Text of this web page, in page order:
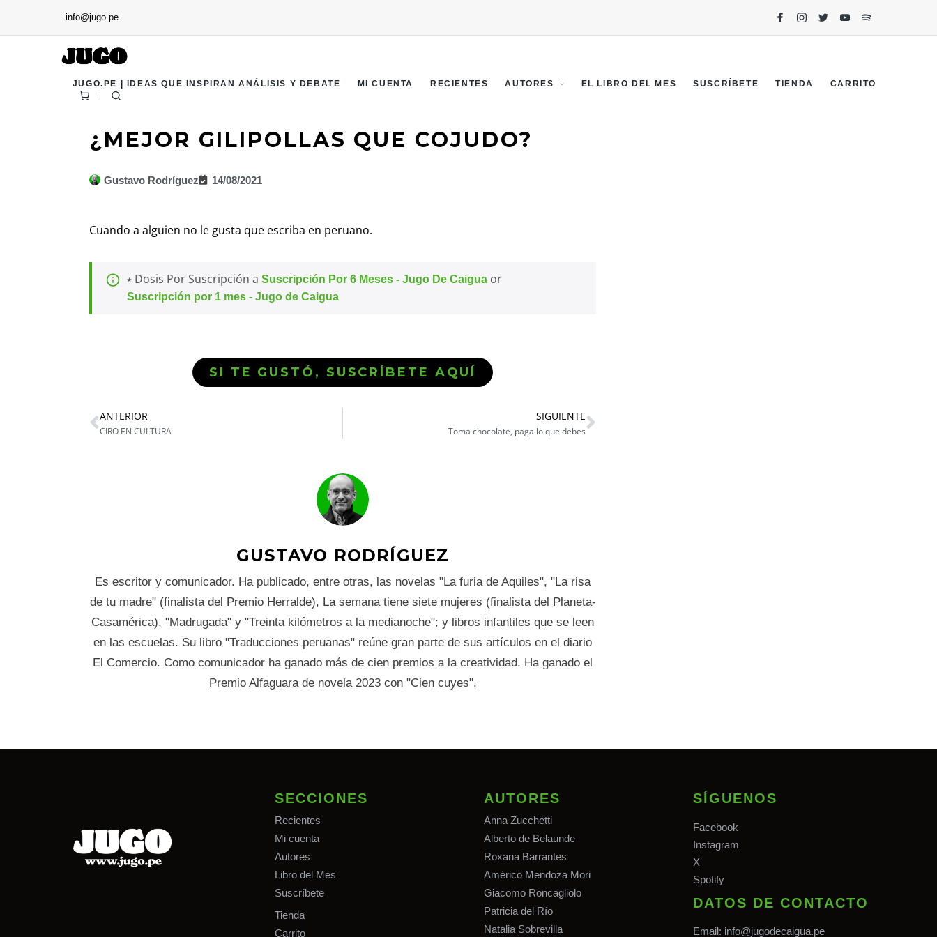
info@jugo.pe
JUGO.PE | IDEAS QUE INSPIRAN ANÁLISIS Y DEBATE MI CUENTA RECIENTES AUTORES EL LIBRO DEL MES SUSCRÍBETE TIENDA CARRITO
¿MEJOR GILIPOLLAS QUE COJUDO?
Gustavo Rodríguez 14/08/2021
Cuando a alguien no le gusta que escriba en peruano.
⭑ Dosis Por Suscripción aSuscripción Por 6 Meses - Jugo De Caigua or
Suscripción por 1 mes - Jugo de Caigua
SI TE GUSTÓ, SUSCRÍBETE AQUÍ
ANTERIOR
CIRO EN CULTURA
SIGUIENTE
Toma chocolate, paga lo que debes
GUSTAVO RODRÍGUEZ
Es escritor y comunicador. Ha publicado, entre otras, las novelas "La furia de Aquiles", "La risa
de tu madre" (finalista del Premio Herralde), La semana tiene siete mujeres (finalista del Planeta-
Casamérica), "Madrugada" y "Treinta kilómetros a la medianoche"; y libros infantiles que se leen
en las escuelas. Su libro "Traducciones peruanas" reúne gran parte de sus artículos en el diario
El Comercio. Como comunicador ha ganado más de cien premios a la creatividad. Ha ganado el
Premio Alfaguara de novela 2023 con "Cien cuyes".
SECCIONES
Recientes
Mi cuenta
Autores
Libro del Mes
Suscríbete
Tienda
Carrito
AUTORES
Anna Zucchetti
Alberto de Belaunde
Roxana Barrantes
Américo Mendoza Mori
Giacomo Roncagliolo
Patricia del Río
Natalia Sobrevilla
SÍGUENOS
Facebook
Instagram
X
Spotify
DATOS DE CONTACTO
Email: info@jugodecaigua.pe